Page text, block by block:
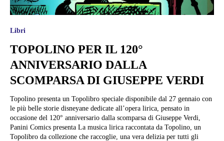
Libri
TOPOLINO PER IL 120°
ANNIVERSARIO DALLA
SCOMPARSA DI GIUSEPPE VERDI
Topolino presenta un Topolibro speciale disponibile dal 27 gennaio con
le più belle storie disneyane dedicate all’opera lirica, pensato in
occasione del 120° anniversario dalla scomparsa di Giuseppe Verdi,
Panini Comics presenta La musica lirica raccontata da Topolino, un
Topolibro da collezione che raccoglie, una vera delizia per tutti gli